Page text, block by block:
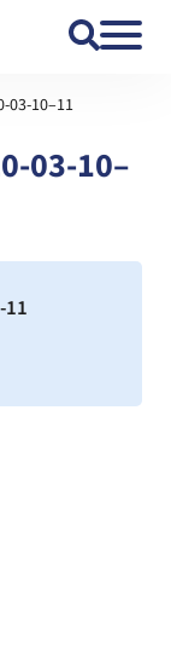
03-10–11
03-10–
11